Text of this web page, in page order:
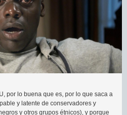
por lo buena que es, por lo que saca a
y latente de conservadores y
y otros grupos étnicos), y porque